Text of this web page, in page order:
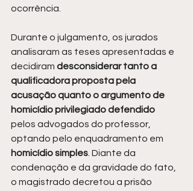
ocorrência.
Durante o julgamento, os jurados
analisaram as teses apresentadas e
decidiram desconsiderar tanto a
qualificadora proposta pela
acusação quanto o argumento de
homicídio privilegiado defendido
pelos advogados do professor,
optando pelo enquadramento em
homicídio simples. Diante da
condenação e da gravidade do fato,
o magistrado decretou a prisão